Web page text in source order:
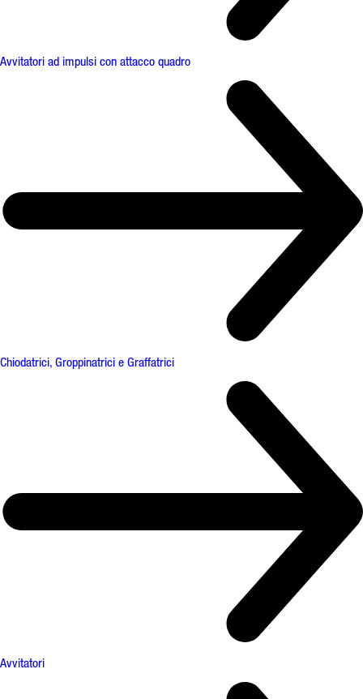
Avvitatori ad impulsi con attacco quadro
Chiodatrici, Groppinatrici e Graffatrici
Avvitatori